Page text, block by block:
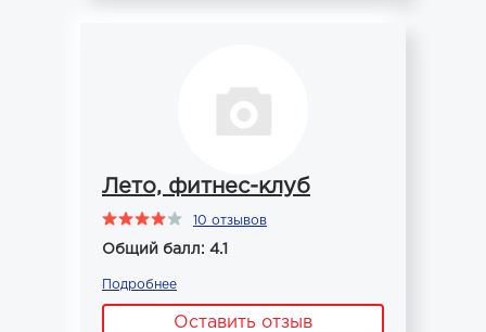
Лето, фитнес-клуб
10 отзывов
Общий балл: 4.1
Подробнее
Оставить отзыв